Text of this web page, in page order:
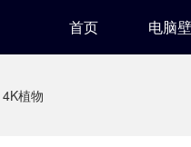
首页 电脑
4K植物